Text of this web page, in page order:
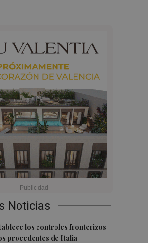
Noticias
los controles fronterizos
procedentes de Italia